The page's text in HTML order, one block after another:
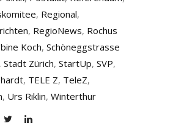
, Regional,
, RegioNews, Rochus
Koch, Schöneggstrasse
, Stadt Zürich, StartUp, SVP,
, TELE Z, TeleZ,
, Urs Riklin, Winterthur